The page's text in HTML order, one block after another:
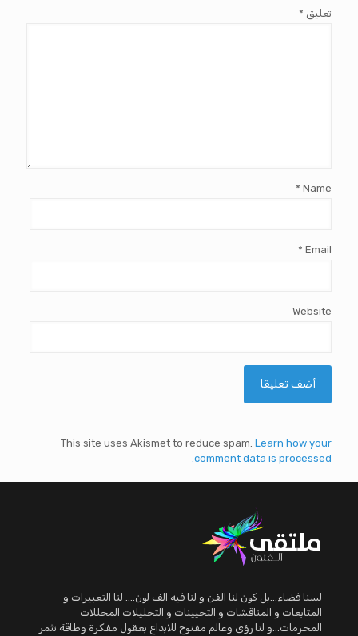
تعليق *
Name
*
Email
*
Website
This site uses Akismet to reduce spam. Learn how your
comment data is processed.
لسنا فضاء...بل كون لنا الفن و لنا فيه الف لون.... لنا التعبيرات و
المتابعات و المناقشات و التحيينات و التحليلات المحللات
المحرمات...و لنا رؤى وعالم مفتوح للابداع بعقول مفكرة وطاقة تثمر